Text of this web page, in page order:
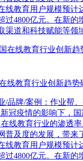
线教育用户规模预计
过4800亿元。在新的
渠道和科技赋能等领
线教育行业创新趋势
/品牌/案例：作业帮
冠疫情的影响下，
线教育行业的渗透
普及度的发展，带来
线教育用户规模预计
过4800亿元。在新的